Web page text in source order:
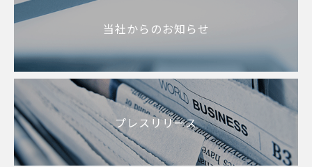
当社からのお知らせ
プレスリリース